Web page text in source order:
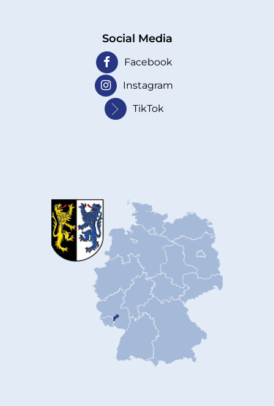
Social Media
Facebook
Instagram
TikTok